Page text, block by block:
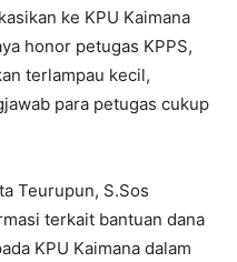
ke KPU Kaimana
honor petugas KPPS,
terlampau kecil,
para petugas cukup
Teurupun, S.Sos
terkait bantuan dana
KPU Kaimana dalam